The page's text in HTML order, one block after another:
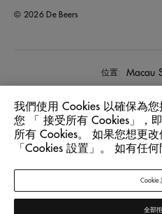
© 2026 De Beers
位置: Macau
語言: 中文
我們使用 Cookies 以確保為
您 「 接受所有 Cookies」，
所有 Cookies。 如果您想更
「Cookies 設置」。 如有任
Cookie
全部